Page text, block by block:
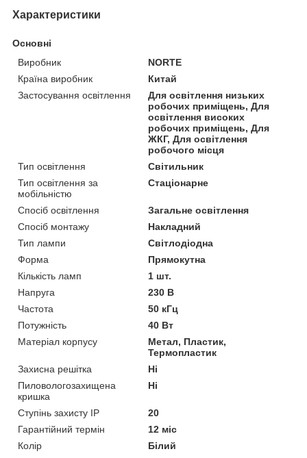
Характеристики
Основні
Виробник
NORTE
Країна виробник
Китай
Застосування освітлення
Для освітлення низьких
робочих приміщень, Для
освітлення високих
робочих приміщень, Для
ЖКГ, Для освітлення
робочого місця
Тип освітлення
Світильник
Тип освітлення за
мобільністю
Стаціонарне
Спосіб освітлення
Загальне освітлення
Спосіб монтажу
Накладний
Тип лампи
Світлодіодна
Форма
Прямокутна
Кількість ламп
1 шт.
Напруга
230 В
Частота
50 кГц
Потужність
40 Вт
Матеріал корпусу
Метал, Пластик,
Термопластик
Захисна решітка
Ні
Пиловологозахищена
кришка
Ні
Ступінь захисту IP
20
Гарантійний термін
12 міс
Колір
Білий